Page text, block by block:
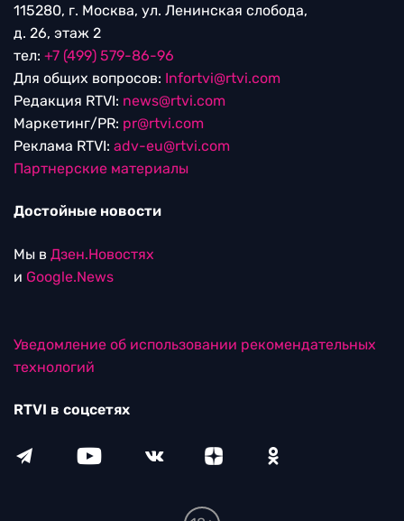
115280, г. Москва, ул. Ленинская слобода,
д. 26, этаж 2
тел: +7 (499) 579-86-96
Для общих вопросов: Infortvi@rtvi.com
Редакция RTVI: news@rtvi.com
Маркетинг/PR: pr@rtvi.com
Реклама RTVI: adv-eu@rtvi.com
Партнерские материалы
Достойные новости
Мы в Дзен.Новостях
и Google.News
Уведомление об использовании рекомендательных
технологий
RTVI в соцсетях